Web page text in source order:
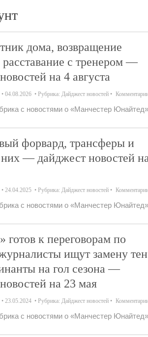
дома, возвращение
расставание с тренером —
на 4 августа
04.08.2026 Рубрика: Дайджест новостей
с новостями о «Манчестер
форвард, трансферы и
них — дайджест новостей на
24.04.2025 Рубрика: Дайджест новостей
с новостями о «Манчестер
готов к переговорам по
ищут замену тен
на гол сезона —
на 23 мая
23.05.2024 Рубрика: Дайджест новостей
с новостями о «Манчестер